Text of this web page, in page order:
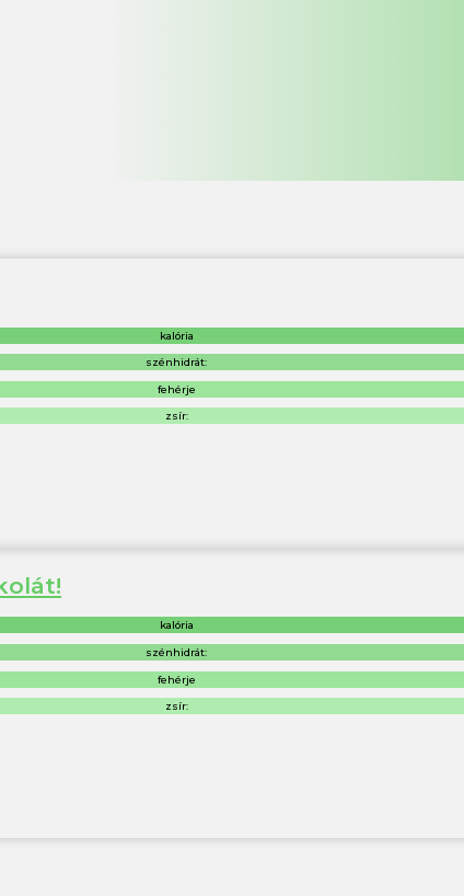
kalória
szénhidrát:
fehérje
zsír:
kalória
szénhidrát:
fehérje
zsír: